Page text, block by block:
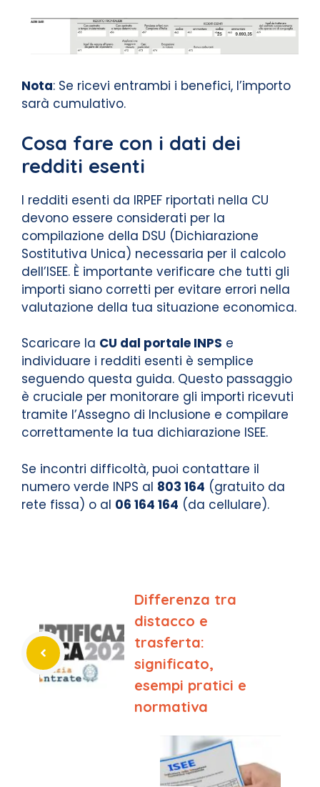
Nota: Se ricevi entrambi i benefici, l’importo
sarà cumulativo.
Cosa fare con i dati dei
redditi esenti
I redditi esenti da IRPEF riportati nella CU
devono essere considerati per la
compilazione della DSU (Dichiarazione
Sostitutiva Unica) necessaria per il calcolo
dell’ISEE. È importante verificare che tutti gli
importi siano corretti per evitare errori nella
valutazione della tua situazione economica.
Scaricare la CU dal portale INPS e
individuare i redditi esenti è semplice
seguendo questa guida. Questo passaggio
è cruciale per monitorare gli importi ricevuti
tramite l’Assegno di Inclusione e compilare
correttamente la tua dichiarazione ISEE.
Se incontri difficoltà, puoi contattare il
numero verde INPS al 803 164 (gratuito da
rete fissa) o al 06 164 164 (da cellulare).
Differenza tra
distacco e
trasferta:
significato,
esempi pratici e
normativa